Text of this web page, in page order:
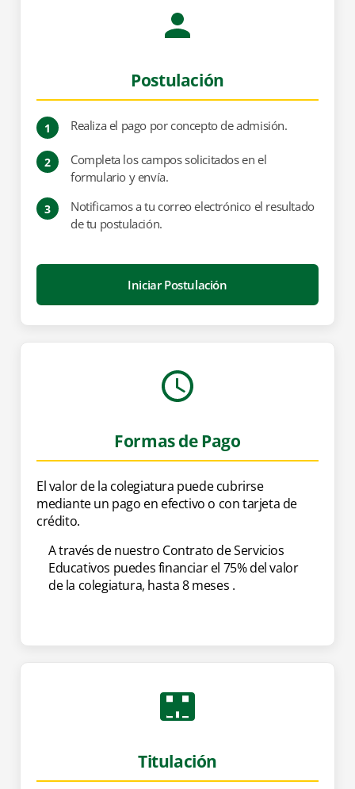
Postulación
1 Realiza el pago por concepto de admisión.
2
Completa los campos solicitados en el
formulario y envía.
3
Notificamos a tu correo electrónico el resultado
de tu postulación.
Iniciar Postulación
Formas de Pago
El valor de la colegiatura puede cubrirse
mediante un pago en efectivo o con tarjeta de
crédito.
A través de nuestro Contrato de Servicios
Educativos puedes financiar el 75% del valor
de la colegiatura, hasta 8 meses .
Titulación